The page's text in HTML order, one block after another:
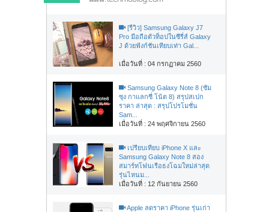
[รีวิว] Samsung Galaxy J7
Pro มือถือตัวท็อปในซีรี่ส์ Galaxy
J ด้วยฟังก์ชันเทียบเท่า Gal...
เมื่อวันที่ : 04 กรกฏาคม 2560
Samsung Galaxy Note 8 (ซัม
ซุง กาแลกซี่ โน้ต 8) สรุปสเปก
ราคา ล่าสุด : สรุปโปรโมชั่น
Sam...
เมื่อวันที่ : 24 พฤศจิกายน 2560
เปรียบเทียบ iPhone X และ
Samsung Galaxy Note 8 สอง
สมาร์ทโฟนเรือธงโฉมใหม่ล่าสุด
รุ่นไหนม...
เมื่อวันที่ : 12 กันยายน 2560
Apple ลดราคา iPhone รุ่นเก่า